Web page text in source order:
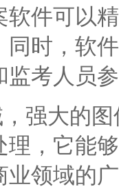
软件可以
时，软
考人员
大的图
理，它能
业领域的